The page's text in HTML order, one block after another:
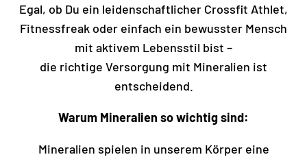
Egal, ob Du ein leidenschaftlicher Crossfit Athlet,
Fitnessfreak oder einfach ein bewusster Mensch
mit aktivem Lebensstil bist –
die richtige Versorgung mit Mineralien ist
entscheidend.
Warum Mineralien so wichtig sind:
Mineralien spielen in unserem Körper eine